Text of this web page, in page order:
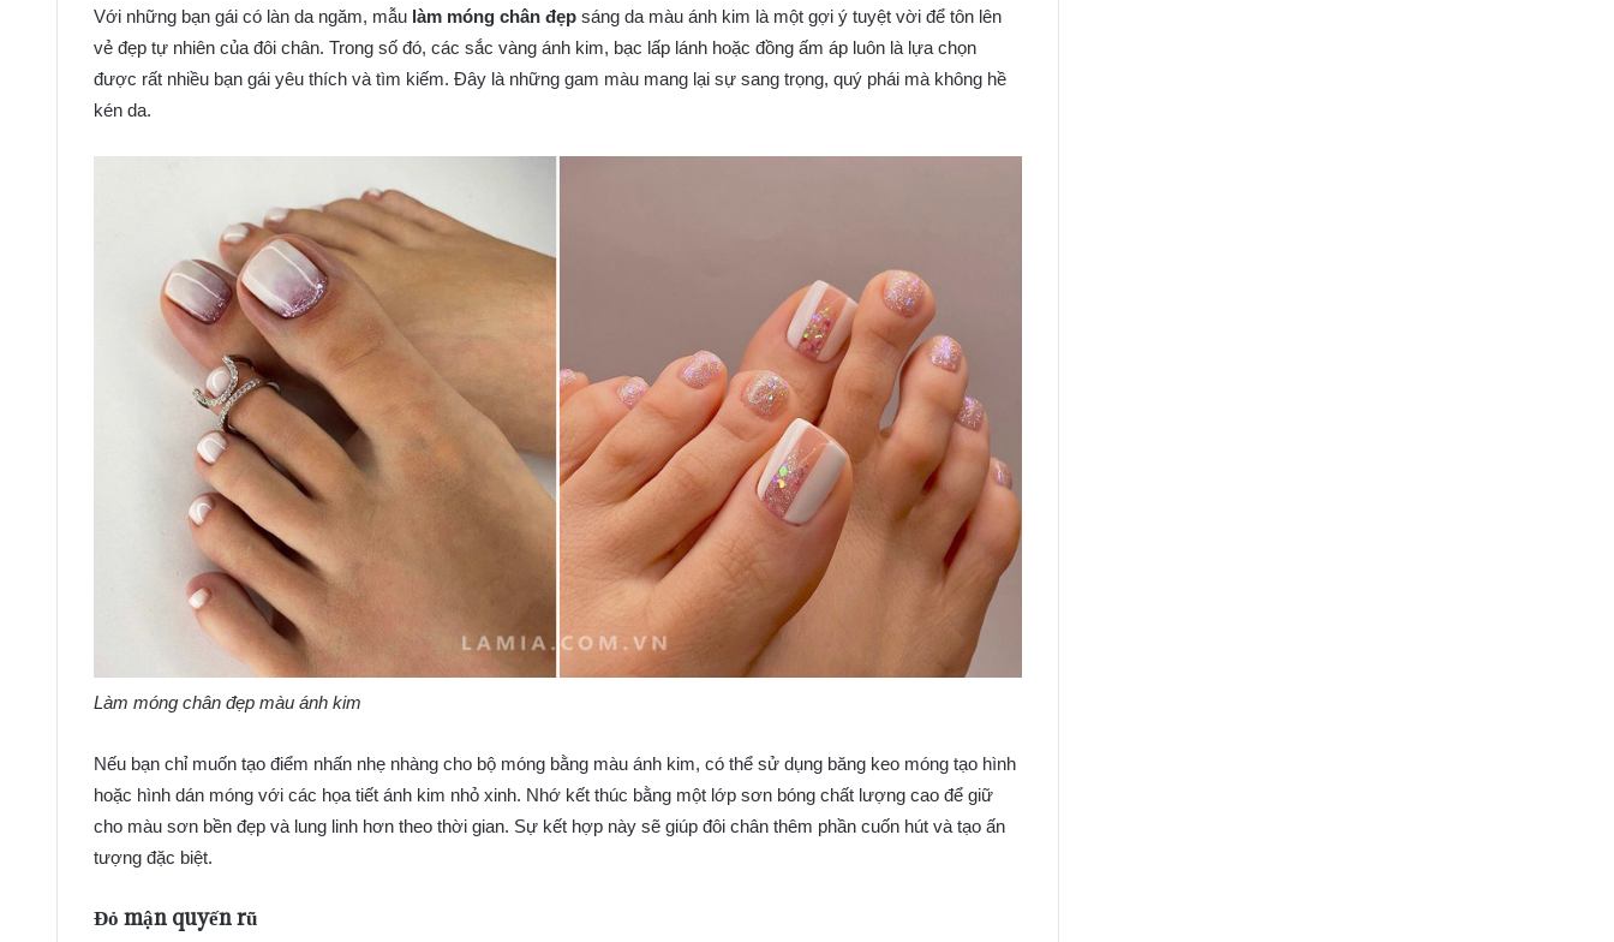
Với những bạn gái có làn da ngăm, mẫu làm móng chân đẹp sáng da màu ánh kim là một gợi ý tuyệt vời để tôn lên
vẻ đẹp tự nhiên của đôi chân. Trong số đó, các sắc vàng ánh kim, bạc lấp lánh hoặc đồng ấm áp luôn là lựa chọn
được rất nhiều bạn gái yêu thích và tìm kiếm. Đây là những gam màu mang lại sự sang trọng, quý phái mà không hề
kén da.
Làm móng chân đẹp màu ánh kim
Nếu bạn chỉ muốn tạo điểm nhấn nhẹ nhàng cho bộ móng bằng màu ánh kim, có thể sử dụng băng keo móng tạo hình
hoặc hình dán móng với các họa tiết ánh kim nhỏ xinh. Nhớ kết thúc bằng một lớp sơn bóng chất lượng cao để giữ
cho màu sơn bền đẹp và lung linh hơn theo thời gian. Sự kết hợp này sẽ giúp đôi chân thêm phần cuốn hút và tạo ấn
tượng đặc biệt.
Đỏ mận quyến rũ